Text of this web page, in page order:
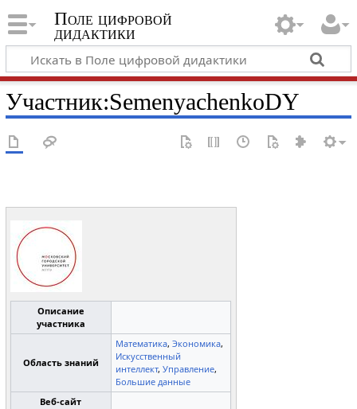
Поле цифровой
дидактики
Участник:SemenyachenkoDY
Описание
участника
Область знаний
Математика,Экономика,
Искусственный
интеллект,Управление,
Большие данные
Веб-сайт